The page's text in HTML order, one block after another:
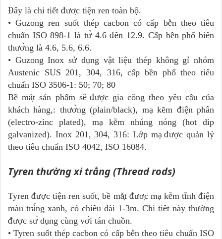
Đây là chi tiết được tiện ren toàn bộ.
• Guzong ren suốt thép cacbon có cấp bền theo tiêu
chuẩn ISO 898-1 là từ 4.6đến 12.9. Cấp bền phổ biến
thường là 4.6, 5.6, 6.6.
• Guzong Inox sửdụng vật liệu thép không gỉ nhóm
Austenic SUS 201, 304, 316, cấp bền phổ theo tiêu
chuẩn ISO 3506-1: 50; 70; 80
Bề mặt sản phẩm sẽ được gia công theo yêu cầu của
khách hàng,: thường (plain/black), mạ kẽm điện phân
(electro-zinc plated), mạ kẽm nhúng nóng (hot dip
galvanized). Inox 201, 304, 316: Lớp mạ được quản lý
theo tiêu chuẩn ISO 4042, ISO 16084.
Tyren thường xi trắng (Thread rods)
Tyrenđược tiện ren suốt, bê ̀ mặt được mạ kẽm tĩnhđiện
màu trắng xanh, có chiều dài 1-3m. Chi tiết này thường
được sử dụng cùng với tán chuồn.
• Tyren suốt thép cacbon có cấp bền theo tiêu chuẩn ISO